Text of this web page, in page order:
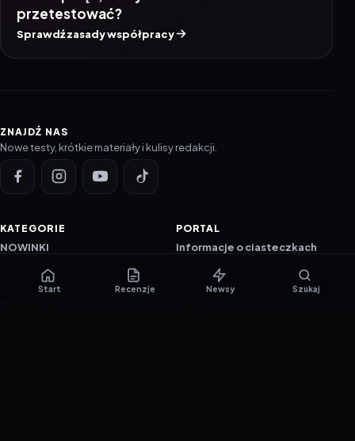
przetestować?
Sprawdź zasady współpracy
ZNAJDŹ NAS
Nowe testy, krótkie materiały i kulisy redakcji.
KATEGORIE
NOWINKI
PORADNIKI
PORTAL
Informacje o ciasteczkach
Polityka prywatności
Start Recenzje Newsy Szukaj